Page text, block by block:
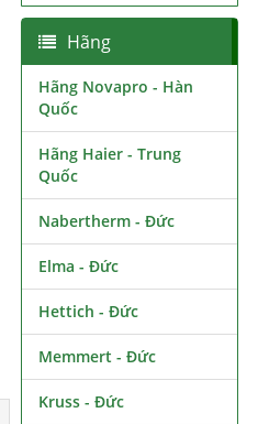
Hãng
Hãng Novapro - Hàn
Quốc
Hãng Haier - Trung
Quốc
Nabertherm - Đức
Elma - Đức
Hettich - Đức
Memmert - Đức
Kruss - Đức